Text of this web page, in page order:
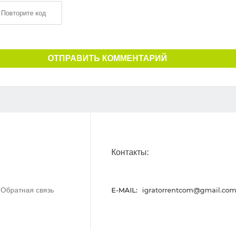
ОТПРАВИТЬ КОММЕНТАРИЙ
Обратная связь
Контакты:
E-MAIL: